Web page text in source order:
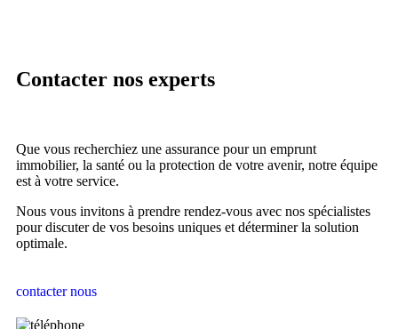
Contacter nos experts
Que vous recherchiez une assurance pour un emprunt
immobilier, la santé ou la protection de votre avenir, notre équipe
est à votre service.
Nous vous invitons à prendre rendez-vous avec nos spécialistes
pour discuter de vos besoins uniques et déterminer la solution
optimale.
contacter nous